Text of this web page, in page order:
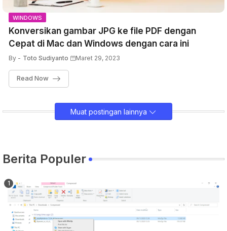
WINDOWS
Konversikan gambar JPG ke file PDF dengan
Cepat di Mac dan Windows dengan cara ini
By - Toto Sudiyanto Maret 29, 2023
Read Now
Muat postingan lainnya
Berita Populer